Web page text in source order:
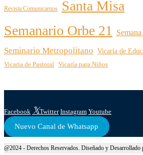
Revista Comunicarnos
Santa Misa
Semanario Orbe 21
Seminario Metropolitano Vicaría de
Vicaría de Pastoral Vicaría para Niños
Facebook Twitter Instagram Youtube
Nuevo Canal de Whatsapp
@2024 - Derechos Reservados. Diseñado y Desarrollado